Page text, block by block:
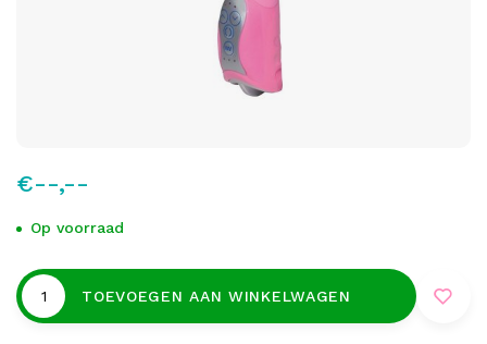
€--,--
Op voorraad
TOEVOEGEN AAN WINKELWAGEN